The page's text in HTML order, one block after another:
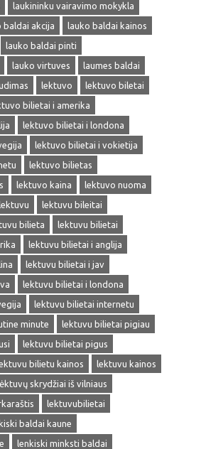
laukininku vairavimo mokykla
baldai akcija
lauko baldai kainos
lauko baldai pinti
lauko virtuves
laumes baldai
lektuvo
lektuvo biletai
bilietai i amerika
lektuvo bilietai i londona
lektuvo bilietai i vokietija
lektuvo bilietas
lektuvo kaina
lektuvo nuoma
lektuvu
lektuvu bileitai
bilieta
lektuvu bilietai
lektuvu bilietai i anglija
lektuvu bilietai i jav
lektuvu bilietai i londona
lektuvu bilietai internetu
minute
lektuvu bilietai pigiau
lektuvu bilietai pigus
bilietu kainos
lektuvu kainos
skrydžiai iš vilniaus
lektuvubilietai
baldai kaune
lenkiski minksti baldai